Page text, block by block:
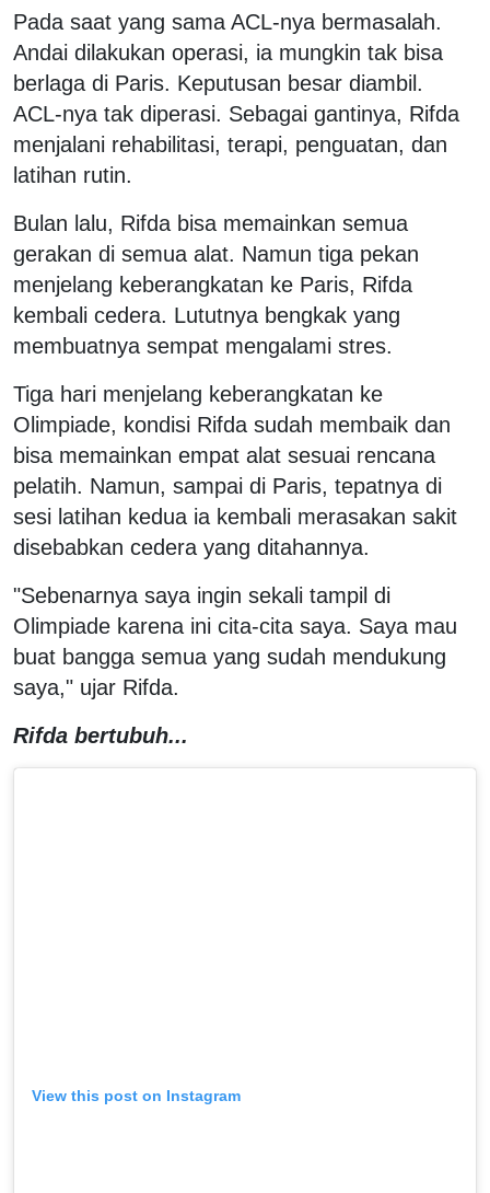
Pada saat yang sama ACL-nya bermasalah.
Andai dilakukan operasi, ia mungkin tak bisa
berlaga di Paris. Keputusan besar diambil.
ACL-nya tak diperasi. Sebagai gantinya, Rifda
menjalani rehabilitasi, terapi, penguatan, dan
latihan rutin.
Bulan lalu, Rifda bisa memainkan semua
gerakan di semua alat. Namun tiga pekan
menjelang keberangkatan ke Paris, Rifda
kembali cedera. Lututnya bengkak yang
membuatnya sempat mengalami stres.
Tiga hari menjelang keberangkatan ke
Olimpiade, kondisi Rifda sudah membaik dan
bisa memainkan empat alat sesuai rencana
pelatih. Namun, sampai di Paris, tepatnya di
sesi latihan kedua ia kembali merasakan sakit
disebabkan cedera yang ditahannya.
"Sebenarnya saya ingin sekali tampil di
Olimpiade karena ini cita-cita saya. Saya mau
buat bangga semua yang sudah mendukung
saya," ujar Rifda.
Rifda bertubuh...
View this post on Instagram